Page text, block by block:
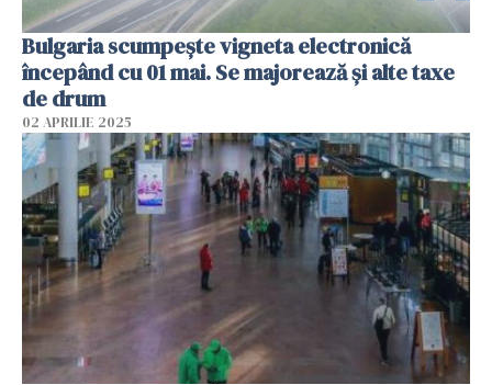
Bulgaria scumpește vigneta electronică
începând cu 01 mai. Se majorează și alte taxe
de drum
02 APRILIE 2025